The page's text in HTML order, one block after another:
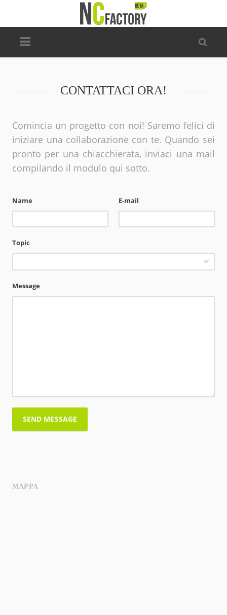
CONTATTACI ORA!
Comincia un progetto con noi! Saremo felici di
iniziare una collaborazione con te. Quando sei
pronto per una chiacchierata, inviaci una mail
compilando il modulo qui sotto.
Name E-mail
Topic
Message
SEND MESSAGE
MAPPA